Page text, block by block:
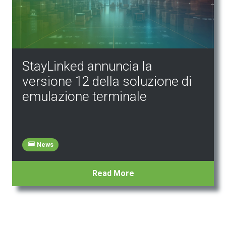
StayLinked annuncia la
versione 12 della soluzione di
emulazione terminale
News
Read More